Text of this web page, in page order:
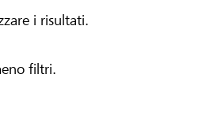
i risultati.
filtri.